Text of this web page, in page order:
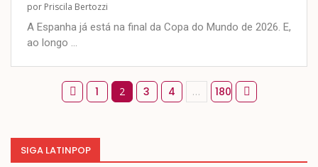
por Priscila Bertozzi
A Espanha já está na final da Copa do Mundo de 2026. E,
ao longo …
1 2 3 4 … 180
SIGA LATINPOP